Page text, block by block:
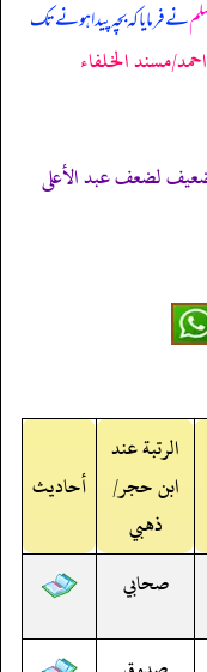
نے فرمایا کہ بچہ پیدا ہونے تک
مسند الخلفاء
لضعف عبد الأعلى
الرتبة عند
ابن حجر/
ذهبي
أحاديث
صحابي